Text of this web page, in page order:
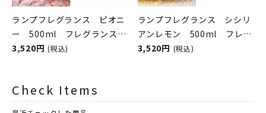
ランプフレグランス ピオニ
ー 500ml フレグランスラ
ンプ用オイル
3,520円 (税込)
ランプフレグランス シシリ
アンレモン 500ml フレグ
ランスランプ用オイル
3,520円 (税込)
Check Items